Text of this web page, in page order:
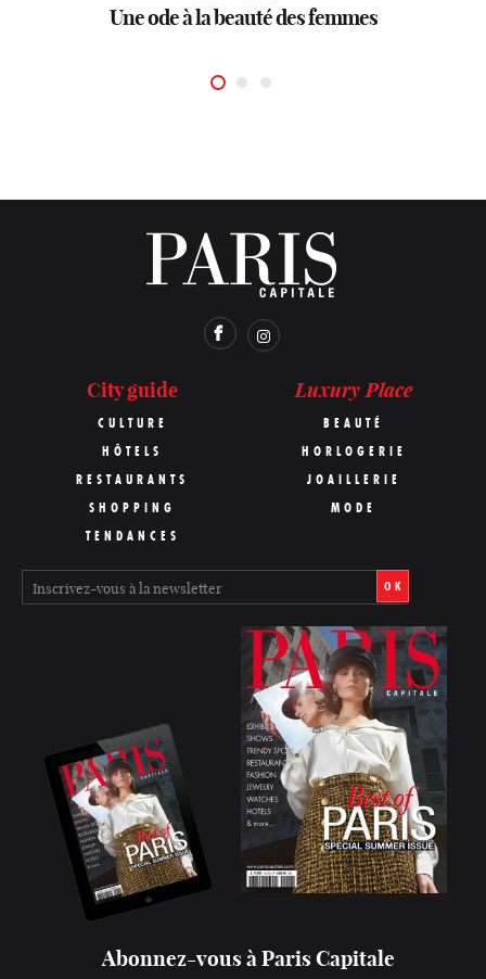
Une ode à la beauté des femmes
Molitor
Officine Universelle Buly: conte d’apothicaire
City guide
CULTURE
HÔTELS
RESTAURANTS
SHOPPING
TENDANCES
Luxury Place
BEAUTÉ
HORLOGERIE
JOAILLERIE
MODE
OK
Abonnez-vous à Paris Capitale